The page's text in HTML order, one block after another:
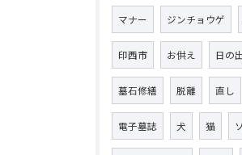
マナー ジンチョウゲ
印西市 お供え 日の
墓石修繕 脱離 直し
電子墓誌 犬 猫